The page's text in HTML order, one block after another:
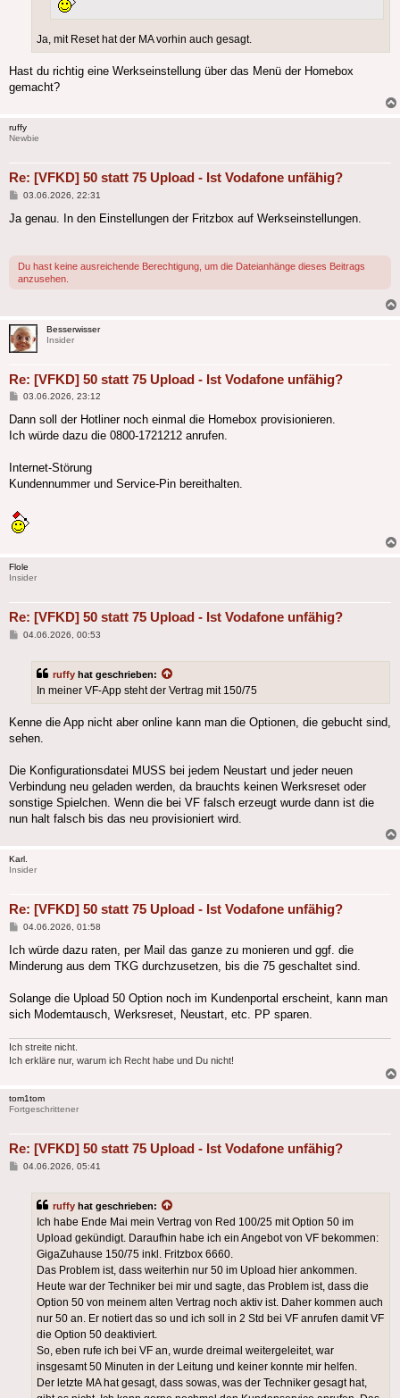
Ja, mit Reset hat der MA vorhin auch gesagt.
Hast du richtig eine Werkseinstellung über das Menü der Homebox
gemacht?
ruffy
Newbie
Re: [VFKD] 50 statt 75 Upload - Ist Vodafone unfähig?
Beitrag
03.06.2026, 22:31
Ja genau. In den Einstellungen der Fritzbox auf Werkseinstellungen.
Du hast keine ausreichende Berechtigung, um die Dateianhänge dieses Beitrags
anzusehen.
Besserwisser
Insider
Re: [VFKD] 50 statt 75 Upload - Ist Vodafone unfähig?
Beitrag
03.06.2026, 23:12
Dann soll der Hotliner noch einmal die Homebox provisionieren.
Ich würde dazu die 0800-1721212 anrufen.
Internet-Störung
Kundennummer und Service-Pin bereithalten.
Flole
Insider
Re: [VFKD] 50 statt 75 Upload - Ist Vodafone unfähig?
Beitrag
04.06.2026, 00:53
ruffy hat geschrieben:
In meiner VF-App steht der Vertrag mit 150/75
Kenne die App nicht aber online kann man die Optionen, die gebucht sind,
sehen.
Die Konfigurationsdatei MUSS bei jedem Neustart und jeder neuen
Verbindung neu geladen werden, da brauchts keinen Werksreset oder
sonstige Spielchen. Wenn die bei VF falsch erzeugt wurde dann ist die
nun halt falsch bis das neu provisioniert wird.
Karl.
Insider
Re: [VFKD] 50 statt 75 Upload - Ist Vodafone unfähig?
Beitrag
04.06.2026, 01:58
Ich würde dazu raten, per Mail das ganze zu monieren und ggf. die
Minderung aus dem TKG durchzusetzen, bis die 75 geschaltet sind.
Solange die Upload 50 Option noch im Kundenportal erscheint, kann man
sich Modemtausch, Werksreset, Neustart, etc. PP sparen.
Ich streite nicht.
Ich erkläre nur, warum ich Recht habe und Du nicht!
tom1tom
Fortgeschrittener
Re: [VFKD] 50 statt 75 Upload - Ist Vodafone unfähig?
Beitrag
04.06.2026, 05:41
ruffy hat geschrieben:
Ich habe Ende Mai mein Vertrag von Red 100/25 mit Option 50 im
Upload gekündigt. Daraufhin habe ich ein Angebot von VF bekommen:
GigaZuhause 150/75 inkl. Fritzbox 6660.
Das Problem ist, dass weiterhin nur 50 im Upload hier ankommen.
Heute war der Techniker bei mir und sagte, das Problem ist, dass die
Option 50 von meinem alten Vertrag noch aktiv ist. Daher kommen auch
nur 50 an. Er notiert das so und ich soll in 2 Std bei VF anrufen damit VF
die Option 50 deaktiviert.
So, eben rufe ich bei VF an, wurde dreimal weitergeleitet, war
insgesamt 50 Minuten in der Leitung und keiner konnte mir helfen.
Der letzte MA hat gesagt, dass sowas, was der Techniker gesagt hat,